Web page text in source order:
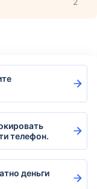
телефон.
деньги